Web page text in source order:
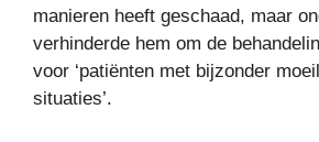
manieren heeft geschaad, maar
verhinderde hem om de
voor ‘patiënten met bijzonder
situaties’.